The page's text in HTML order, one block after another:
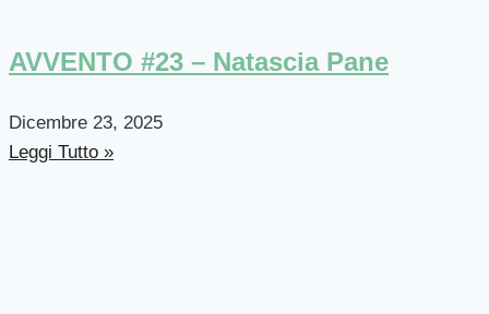
AVVENTO #23 – Natascia Pane
Dicembre 23, 2025
Leggi Tutto »